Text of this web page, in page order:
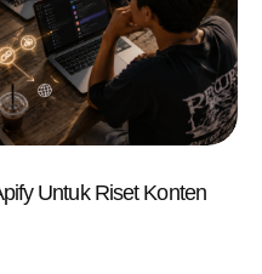
Untuk Riset Konten